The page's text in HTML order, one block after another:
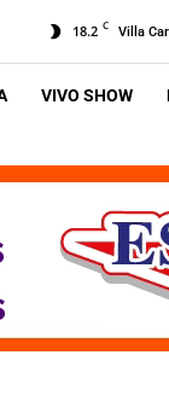
18.2 C Villa
VIVO SHOW